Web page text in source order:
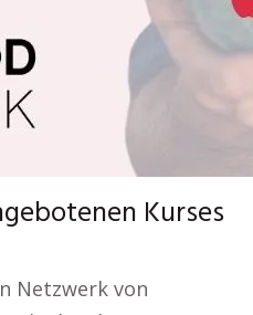
Kurses
Netzwerk von